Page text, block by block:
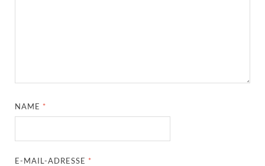
NAME *
E-MAIL-ADRESSE *